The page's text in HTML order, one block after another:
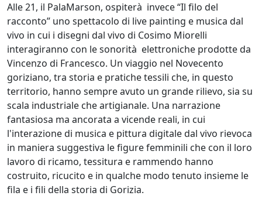
Alle 21, il PalaMarson, ospiterà invece “Il filo del
racconto” uno spettacolo di live painting e musica dal
vivo in cui i disegni dal vivo di Cosimo Miorelli
interagiranno con le sonorità elettroniche prodotte da
Vincenzo di Francesco. Un viaggio nel Novecento
goriziano, tra storia e pratiche tessili che, in questo
territorio, hanno sempre avuto un grande rilievo, sia su
scala industriale che artigianale. Una narrazione
fantasiosa ma ancorata a vicende reali, in cui
l'interazione di musica e pittura digitale dal vivo rievoca
in maniera suggestiva le figure femminili che con il loro
lavoro di ricamo, tessitura e rammendo hanno
costruito, ricucito e in qualche modo tenuto insieme le
fila e i fili della storia di Gorizia.